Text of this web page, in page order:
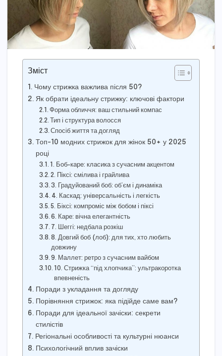
Зміст
Чому стрижка важлива після 50?
Як обрати ідеальну стрижку: ключові фактори
Форма обличчя: ваш стильний компас
Тип і структура волосся
Спосіб життя та догляд
Топ-10 модних стрижок для жінок 50+ у 2025
році
1. Боб-каре: класика з сучасним акцентом
2. Піксі: смілива і грайлива
3. Градуйований боб: об’єм і динаміка
4. Каскад: універсальність і легкість
5. Біксі: компроміс між бобом і піксі
6. Каре: вічна елегантність
7. Шеггі: недбала розкіш
8. Довгий боб (лоб): для тих, хто любить
довжину
9. Маллет: ретро з сучасним вайбом
10. Стрижка “під хлопчика”: ультракоротка
впевненість
Поради з укладання та догляду
Порівняння стрижок: яка підійде саме вам?
Поради для ідеальної зачіски: секрети
стилістів
Регіональні особливості та культурні нюанси
Психологічний вплив зачіски